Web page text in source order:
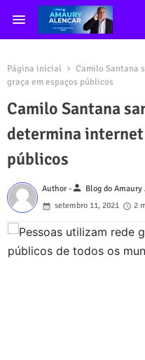
Página inicial
Camilo Santana
graça em espaços públicos
Camilo Santana
determina internet
públicos
Author -person Blog do
setembro 11, 2021
2